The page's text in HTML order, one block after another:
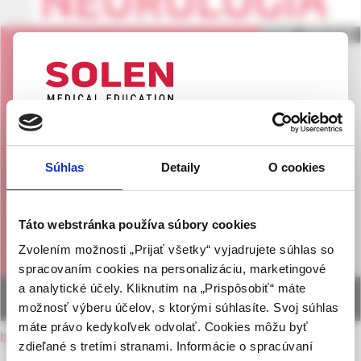
Súhlas Detaily O cookies
Táto webstránka používa súbory cookies
Zvolením možnosti „Prijať všetky“ vyjadrujete súhlas so
spracovaním cookies na personalizáciu, marketingové
a analytické účely. Kliknutím na „Prispôsobiť“ máte
možnosť výberu účelov, s ktorými súhlasíte. Svoj súhlas
máte právo kedykoľvek odvolať. Cookies môžu byť
zdieľané s tretími stranami. Informácie o spracúvaní
back to current issue
VEREJNOSŤ
zmysle § 8 zákona č. 147/2001 Z. z. o reklame.
Zdravotníckym odborníkom sa rozumie osoba
oprávnená humánne lieky predpisovať alebo
vydávať (lekár, lekárnik, farmaceutický laborant)
podľa platných právnych predpisov Slovenskej
republiky.
Potvrdením tohto upozornenia vyhlasujem, že